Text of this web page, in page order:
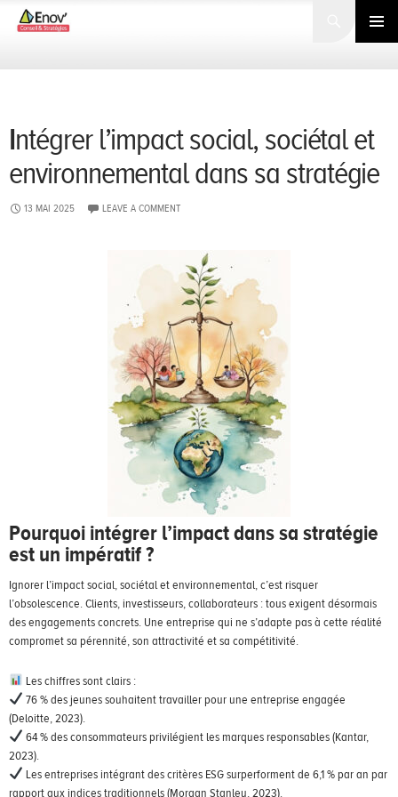
Search
SKIP
Intégrer l’impact social, sociétal et
environnemental dans sa stratégie
13 MAI 2025 LEAVE A COMMENT
Pourquoi intégrer l’impact dans sa stratégie
est un impératif ?
Ignorer l’impact social, sociétal et environnemental, c’est risquer
l’obsolescence. Clients, investisseurs, collaborateurs : tous exigent désormais
des engagements concrets. Une entreprise qui ne s’adapte pas à cette réalité
compromet sa pérennité, son attractivité et sa compétitivité.
Les chiffres sont clairs :
76 % des jeunes souhaitent travailler pour une entreprise engagée
(Deloitte, 2023).
64 % des consommateurs privilégient les marques responsables (Kantar,
2023).
Les entreprises intégrant des critères ESG surperforment de 6,1 % par an par
rapport aux indices traditionnels (Morgan Stanley, 2023).